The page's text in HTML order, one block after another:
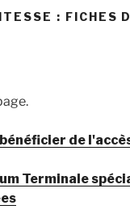
: FICHES
de
Terminale